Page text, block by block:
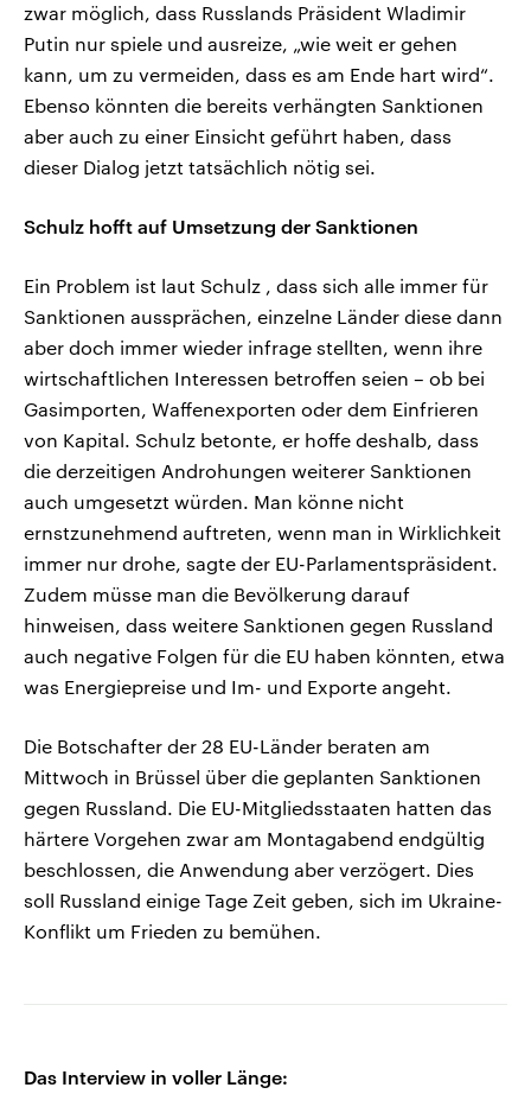
zwar möglich, dass Russlands Präsident Wladimir
Putin nur spiele und ausreize, „wie weit er gehen
kann, um zu vermeiden, dass es am Ende hart wird“.
Ebenso könnten die bereits verhängten Sanktionen
aber auch zu einer Einsicht geführt haben, dass
dieser Dialog jetzt tatsächlich nötig sei.
Schulz hofft auf Umsetzung der Sanktionen
Ein Problem ist laut Schulz , dass sich alle immer für
Sanktionen aussprächen, einzelne Länder diese dann
aber doch immer wieder infrage stellten, wenn ihre
wirtschaftlichen Interessen betroffen seien – ob bei
Gasimporten, Waffenexporten oder dem Einfrieren
von Kapital. Schulz betonte, er hoffe deshalb, dass
die derzeitigen Androhungen weiterer Sanktionen
auch umgesetzt würden. Man könne nicht
ernstzunehmend auftreten, wenn man in Wirklichkeit
immer nur drohe, sagte der EU-Parlamentspräsident.
Zudem müsse man die Bevölkerung darauf
hinweisen, dass weitere Sanktionen gegen Russland
auch negative Folgen für die EU haben könnten, etwa
was Energiepreise und Im- und Exporte angeht.
Die Botschafter der 28 EU-Länder beraten am
Mittwoch in Brüssel über die geplanten Sanktionen
gegen Russland. Die EU-Mitgliedsstaaten hatten das
härtere Vorgehen zwar am Montagabend endgültig
beschlossen, die Anwendung aber verzögert. Dies
soll Russland einige Tage Zeit geben, sich im Ukraine-
Konflikt um Frieden zu bemühen.
Das Interview in voller Länge: